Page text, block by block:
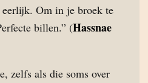
Om in je broek te
billen.” (Hassnae
zelfs als die soms over